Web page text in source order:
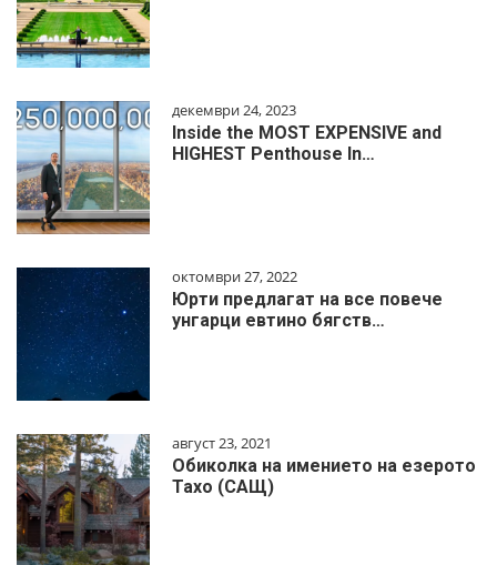
декември 24, 2023
Inside the MOST EXPENSIVE and
HIGHEST Penthouse In…
октомври 27, 2022
Юрти предлагат на все повече
унгарци евтино бягств…
август 23, 2021
Обиколка на имението на езерото
Тахо (САЩ)